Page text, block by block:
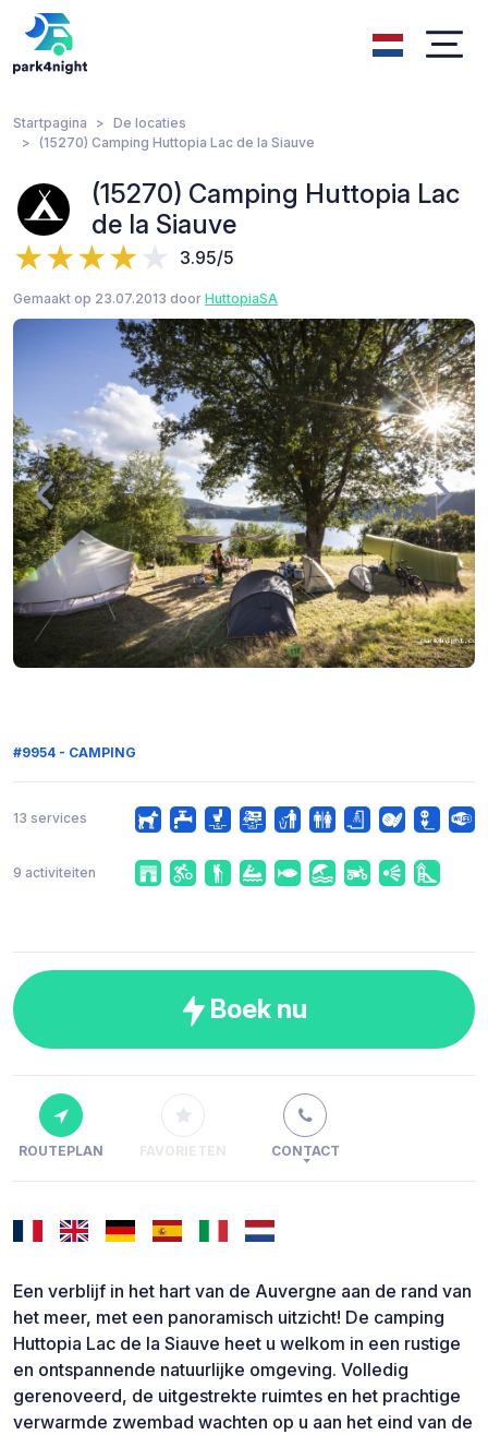
Startpagina
De locaties
(15270) Camping Huttopia Lac de la Siauve
(15270) Camping Huttopia Lac
de la Siauve
3.95/5
Gemaakt op 23.07.2013 door HuttopiaSA
#9954 - CAMPING
13 services
9 activiteiten
Boek nu
ROUTEPLAN FAVORIETEN CONTACT
Een verblijf in het hart van de Auvergne aan de rand van
het meer, met een panoramisch uitzicht! De camping
Huttopia Lac de la Siauve heet u welkom in een rustige
en ontspannende natuurlijke omgeving. Volledig
gerenoveerd, de uitgestrekte ruimtes en het prachtige
verwarmde zwembad wachten op u aan het eind van de